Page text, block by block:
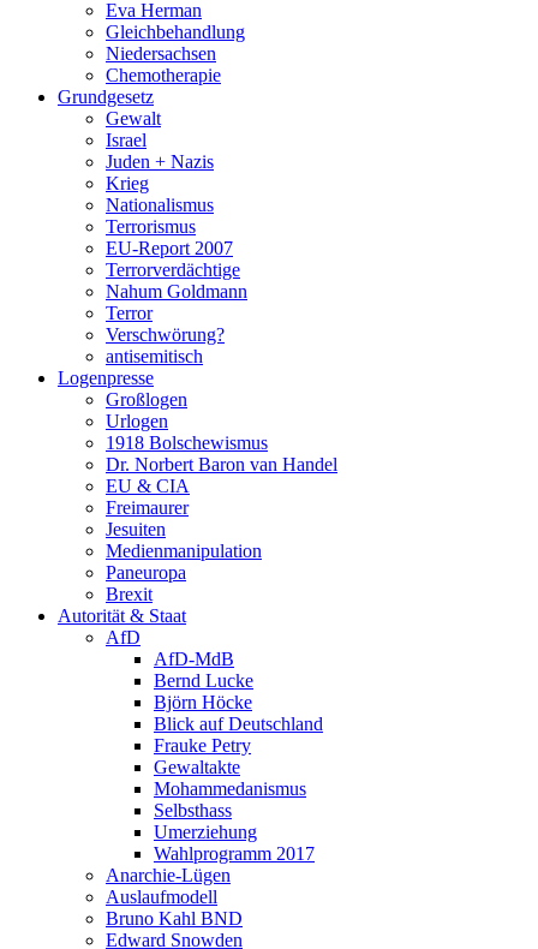
Eva Herman
Gleichbehandlung
Niedersachsen
Chemotherapie
Grundgesetz
Gewalt
Israel
Juden + Nazis
Krieg
Nationalismus
Terrorismus
EU-Report 2007
Terrorverdächtige
Nahum Goldmann
Terror
Verschwörung?
antisemitisch
Logenpresse
Großlogen
Urlogen
1918 Bolschewismus
Dr. Norbert Baron van Handel
EU & CIA
Freimaurer
Jesuiten
Medienmanipulation
Paneuropa
Brexit
Autorität & Staat
AfD
AfD-MdB
Bernd Lucke
Björn Höcke
Blick auf Deutschland
Frauke Petry
Gewaltakte
Mohammedanismus
Selbsthass
Umerziehung
Wahlprogramm 2017
Anarchie-Lügen
Auslaufmodell
Bruno Kahl BND
Edward Snowden